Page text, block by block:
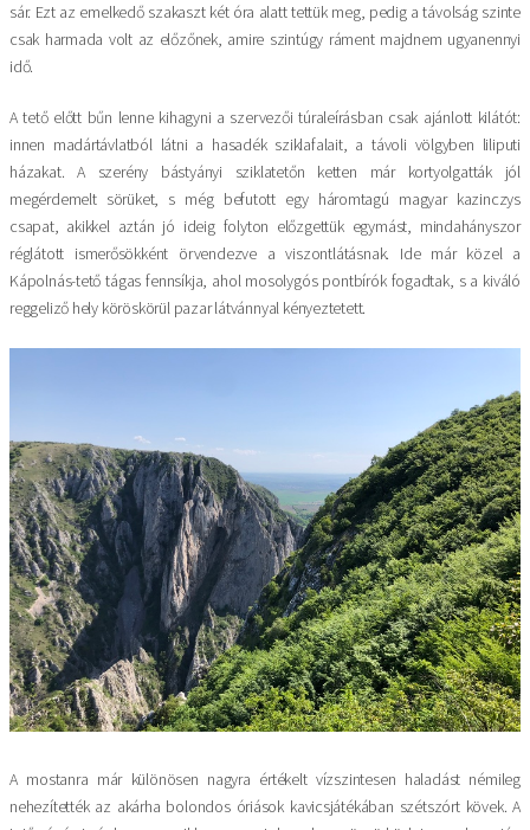
sár. Ezt az emelkedő szakaszt két óra alatt tettük meg, pedig a távolság szinte
csak harmada volt az előzőnek, amire szintúgy ráment majdnem ugyanennyi
idő.
A tető előtt bűn lenne kihagyni a szervezői túraleírásban csak ajánlott kilátót:
innen madártávlatból látni a hasadék sziklafalait, a távoli völgyben liliputi
házakat. A szerény bástyányi sziklatetőn ketten már kortyolgatták jól
megérdemelt sörüket, s még befutott egy háromtagú magyar kazinczys
csapat, akikkel aztán jó ideig folyton előzgettük egymást, mindahányszor
réglátott ismerősökként örvendezve a viszontlátásnak. Ide már közel a
Kápolnás-tető tágas fennsíkja, ahol mosolygós pontbírók fogadtak, s a kiváló
reggeliző hely köröskörül pazar látvánnyal kényeztetett.
A mostanra már különösen nagyra értékelt vízszintesen haladást némileg
nehezítették az akárha bolondos óriások kavicsjátékában szétszórt kövek. A